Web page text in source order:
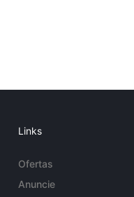
Links
Ofertas
Anuncie